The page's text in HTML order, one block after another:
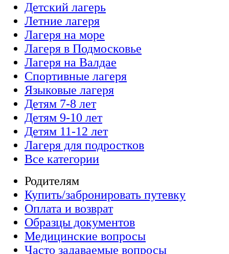
Детский лагерь
Летние лагеря
Лагеря на море
Лагеря в Подмосковье
Лагеря на Валдае
Спортивные лагеря
Языковые лагеря
Детям 7-8 лет
Детям 9-10 лет
Детям 11-12 лет
Лагеря для подростков
Все категории
Родителям
Купить/забронировать путевку
Оплата и возврат
Образцы документов
Медицинские вопросы
Часто задаваемые вопросы